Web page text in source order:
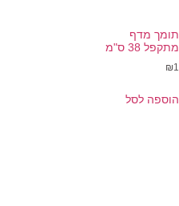
תומך מדף
מתקפל 38 ס"מ
₪1
הוספה לסל